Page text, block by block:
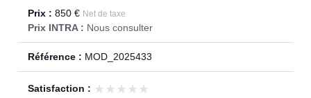
Prix : 850 € Net de taxe
Prix INTRA : Nous consulter
Référence : MOD_2025433
Satisfaction : ★★★★★
★★★★★